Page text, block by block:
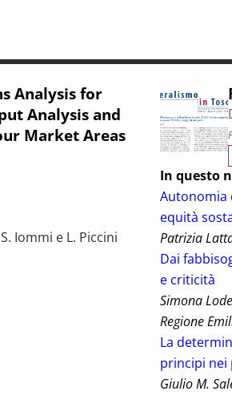
Analysis for
Analysis and
Market Areas
Iommi e L. Piccini
Policies. Input-Output Analysis
In questo
Autonomia
equità
Patrizia
Dai
e criticità
Simona
Regione
La
principi nei
Giulio M.